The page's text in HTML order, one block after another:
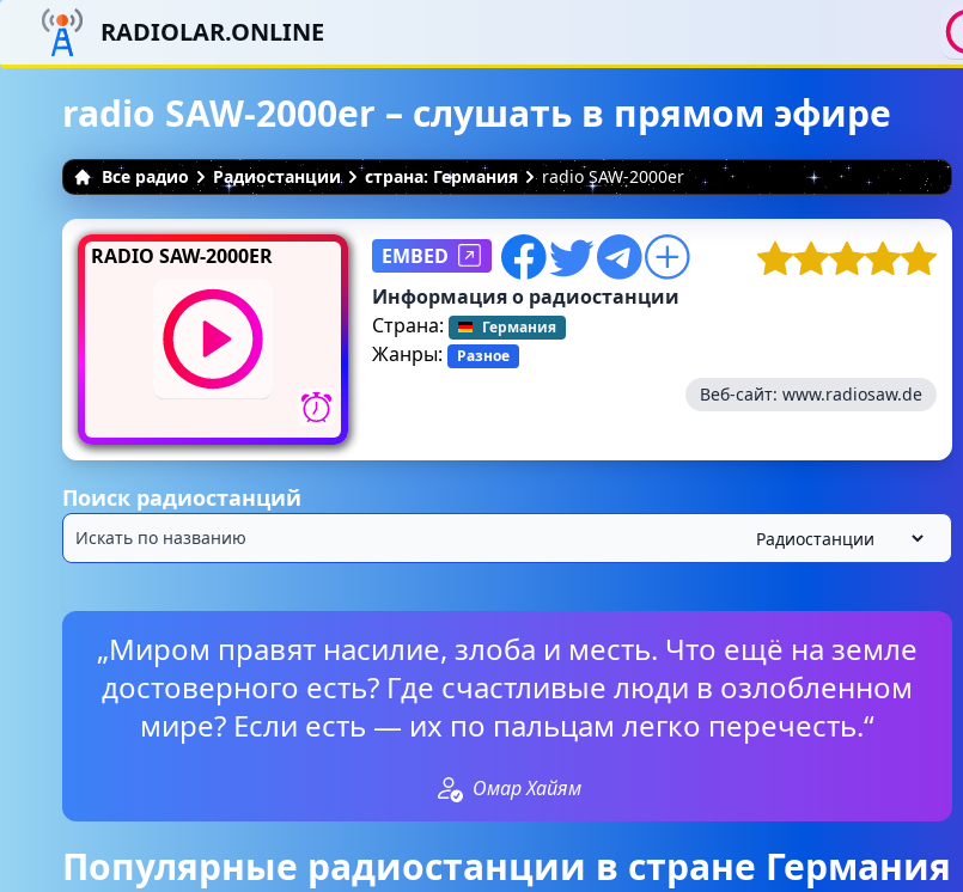
RADIOLAR.ONLINE
radio SAW-2000er – слушать в прямом эфире
Все радио Радиостанции страна: Германия radio SAW-2000er
RADIO SAW-2000ER
EMBED
Информация о радиостанции
Страна:
Германия
Жанры: Разное
Веб-сайт: www.radiosaw.de
Поиск радиостанций
„Миром правят насилие, злоба и месть. Что ещё на земле
достоверного есть? Где счастливые люди в озлобленном
мире? Если есть — их по пальцам легко перечесть.“
Омар Хайям
Популярные радиостанции в стране Германия